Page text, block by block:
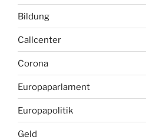
Bildung
Callcenter
Corona
Europaparlament
Europapolitik
Geld